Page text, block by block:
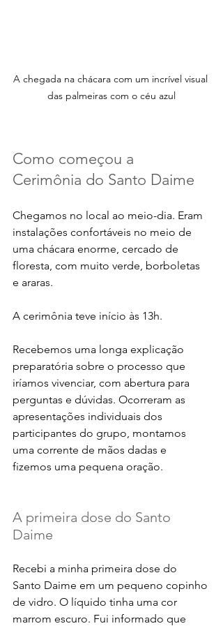
A chegada na chácara com um incrível visual
das palmeiras com o céu azul
Como começou a
Cerimônia do Santo Daime
Chegamos no local ao meio-dia. Eram
instalações confortáveis no meio de
uma chácara enorme, cercado de
floresta, com muito verde, borboletas
e araras.
A cerimônia teve início às 13h.
Recebemos uma longa explicação
preparatória sobre o processo que
iríamos vivenciar, com abertura para
perguntas e dúvidas. Ocorreram as
apresentações individuais dos
participantes do grupo, montamos
uma corrente de mãos dadas e
fizemos uma pequena oração.
A primeira dose do Santo
Daime
Recebi a minha primeira dose do
Santo Daime em um pequeno copinho
de vidro. O líquido tinha uma cor
marrom escuro. Fui informado que